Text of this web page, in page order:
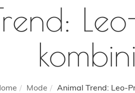
Mode Animal Trend: Leo-